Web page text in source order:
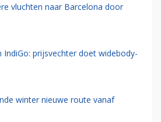
vluchten naar Barcelona door
prijsvechter doet widebody-
winter nieuwe route vanaf